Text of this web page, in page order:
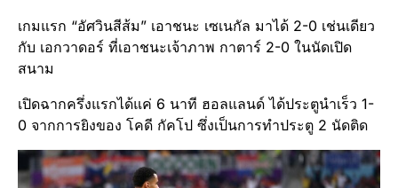
เกมแรก “อัศวินสีส้ม” เอาชนะ เซเนกัล มาได้ 2-0 เช่นเดียว
กับ เอกวาดอร์ ที่เอาชนะเจ้าภาพ กาตาร์ 2-0 ในนัดเปิด
สนาม
เปิดฉากครึ่งแรกได้แค่ 6 นาที ฮอลแลนด์ ได้ประตูนำเร็ว 1-
0 จากการยิงของ โคดี กัคโป ซึ่งเป็นการทำประตู 2 นัดติด